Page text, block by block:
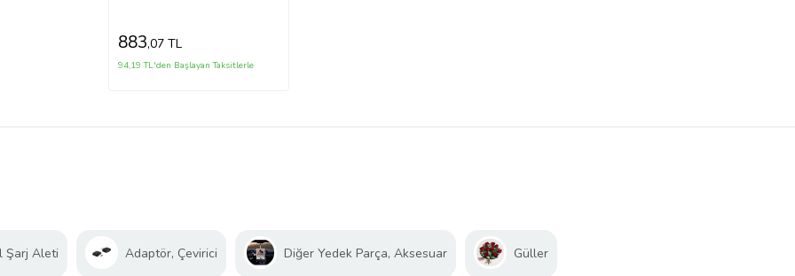
883,07 TL
94,19 TL'den Başlayan Taksitlerle
Şarj Aleti Adaptör, Çevirici Diğer Yedek Parça, Aksesuar Güller